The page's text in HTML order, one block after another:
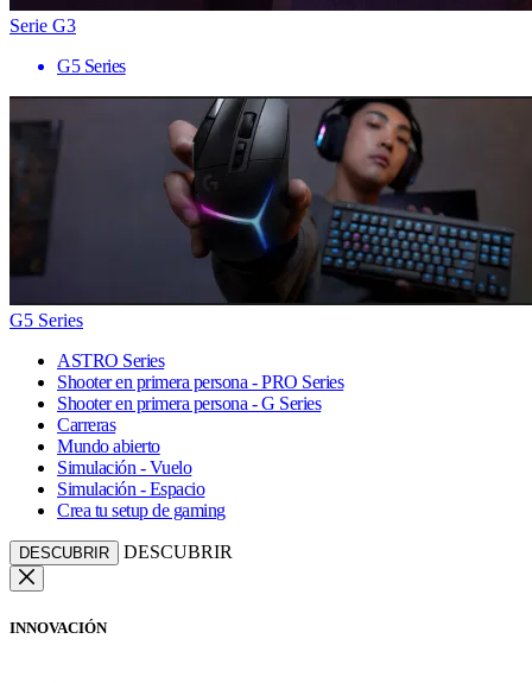
Serie G3
G5 Series
G5 Series
ASTRO Series
Shooter en primera persona - PRO Series
Shooter en primera persona - G Series
Carreras
Mundo abierto
Simulación - Vuelo
Simulación - Espacio
Crea tu setup de gaming
DESCUBRIR DESCUBRIR
INNOVACIÓN